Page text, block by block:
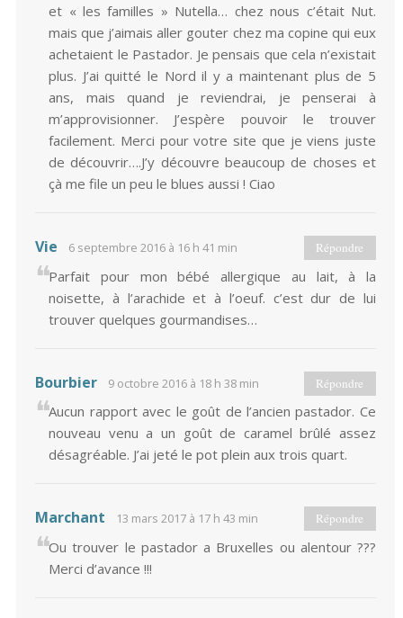
et « les familles » Nutella… chez nous c’était Nut.
mais que j’aimais aller gouter chez ma copine qui eux
achetaient le Pastador. Je pensais que cela n’existait
plus. J’ai quitté le Nord il y a maintenant plus de 5
ans, mais quand je reviendrai, je penserai à
m’approvisionner. J’espère pouvoir le trouver
facilement. Merci pour votre site que je viens juste
de découvrir….J’y découvre beaucoup de choses et
çà me file un peu le blues aussi ! Ciao
Vie 6 septembre 2016 à 16 h 41 min
Parfait pour mon bébé allergique au lait, à la
noisette, à l’arachide et à l’oeuf. c’est dur de lui
trouver quelques gourmandises…
Répondre
Bourbier 9 octobre 2016 à 18 h 38 min
Aucun rapport avec le goût de l’ancien pastador. Ce
nouveau venu a un goût de caramel brûlé assez
désagréable. J’ai jeté le pot plein aux trois quart.
Répondre
Marchant 13 mars 2017 à 17 h 43 min
Ou trouver le pastador a Bruxelles ou alentour ???
Merci d’avance !!!
Répondre